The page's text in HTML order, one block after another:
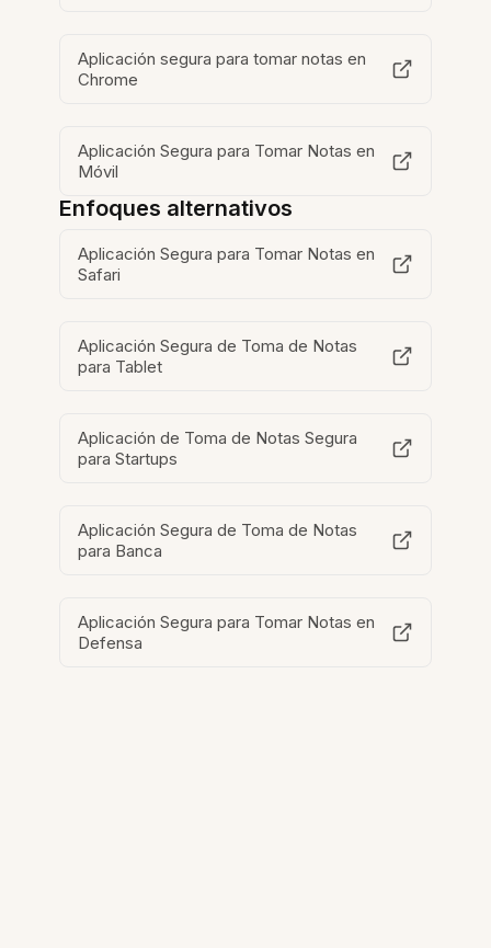
Aplicación segura para tomar notas en
Chrome
Aplicación Segura para Tomar Notas en
Móvil
Enfoques alternativos
Aplicación Segura para Tomar Notas en
Safari
Aplicación Segura de Toma de Notas
para Tablet
Aplicación de Toma de Notas Segura
para Startups
Aplicación Segura de Toma de Notas
para Banca
Aplicación Segura para Tomar Notas en
Defensa